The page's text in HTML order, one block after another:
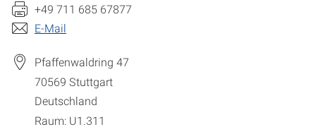
+49 711 685 67877
E-Mail
Pfaffenwaldring 47
70569 Stuttgart
Deutschland
Raum: U1.311